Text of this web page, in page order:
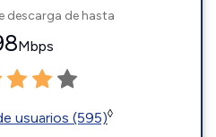
descarga de hasta
Mbps
usuarios (595)◊